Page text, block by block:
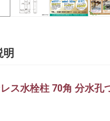
明
ス水栓柱 70角 分水孔